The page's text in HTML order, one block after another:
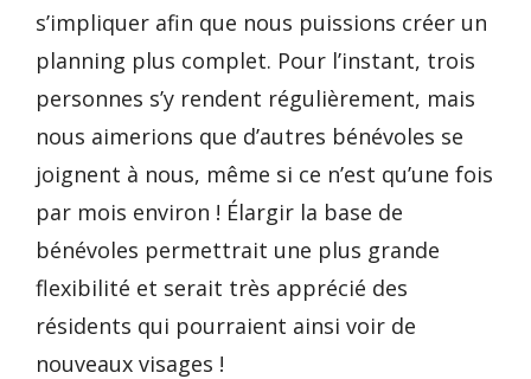
s’impliquer afin que nous puissions créer un
planning plus complet. Pour l’instant, trois
personnes s’y rendent régulièrement, mais
nous aimerions que d’autres bénévoles se
joignent à nous, même si ce n’est qu’une fois
par mois environ ! Élargir la base de
bénévoles permettrait une plus grande
flexibilité et serait très apprécié des
résidents qui pourraient ainsi voir de
nouveaux visages !